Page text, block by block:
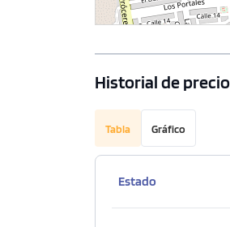
Historial de
Tabla Gráfico
Estado